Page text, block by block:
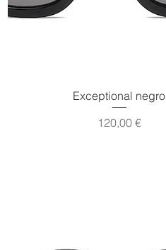
Vista rápida
Exceptional negro
Precio
120,00 €